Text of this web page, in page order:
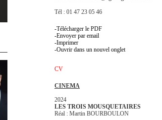
Tél : 01 47 23 05 46
Télécharger le PDF
Envoyer par email
Imprimer
Ouvrir dans un nouvel onglet
CV
CINEMA
2024
LES TROIS MOUSQUETAIRES
Réal : Martin BOURBOULON